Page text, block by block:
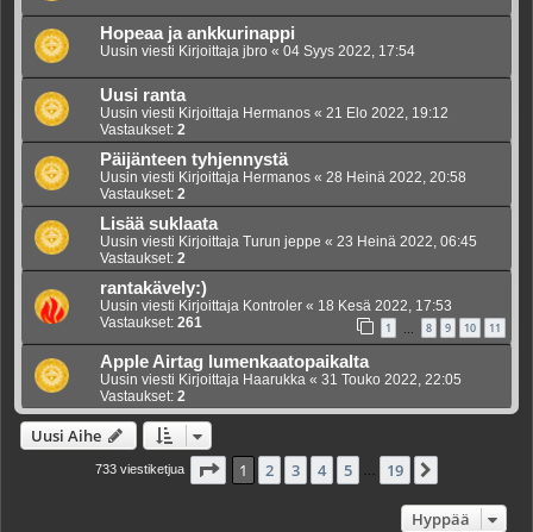
Hopeaa ja ankkurinappi
Uusin viesti Kirjoittaja jbro « 04 Syys 2022, 17:54
Uusi ranta
Uusin viesti Kirjoittaja Hermanos « 21 Elo 2022, 19:12
Vastaukset: 2
Päijänteen tyhjennystä
Uusin viesti Kirjoittaja Hermanos « 28 Heinä 2022, 20:58
Vastaukset: 2
Lisää suklaata
Uusin viesti Kirjoittaja Turun jeppe « 23 Heinä 2022, 06:45
Vastaukset: 2
rantakävely:)
Uusin viesti Kirjoittaja Kontroler « 18 Kesä 2022, 17:53
Vastaukset: 261 1 8 9 10 11
Apple Airtag lumenkaatopaikalta
Uusin viesti Kirjoittaja Haarukka « 31 Touko 2022, 22:05
Vastaukset: 2
Uusi Aihe
733 viestiketjua Sivu /19
1 2 3 4 5 19
Hyppää